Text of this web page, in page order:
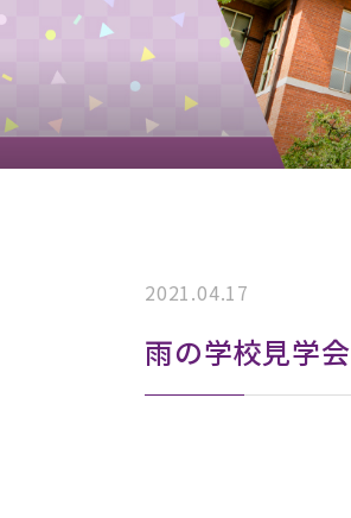
2021.04.17
雨の学校見学会